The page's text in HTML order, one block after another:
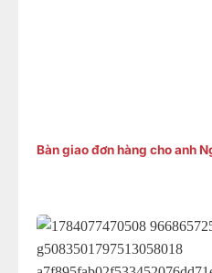
Bàn giao đơn hàng cho anh